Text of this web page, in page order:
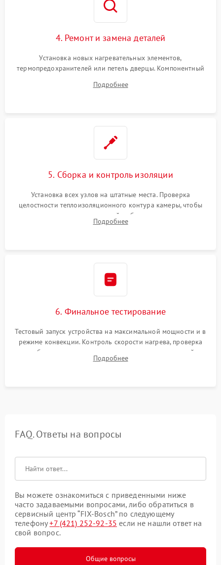
4. Ремонт и замена деталей
Установка новых нагревательных элементов,
термопредохранителей или петель дверцы. Компонентный
выгоревших реле, восстановление контактов и замена
Подробнее
5. Сборка и контроль изоляции
Установка всех узлов на штатные места. Проверка
целостности теплоизоляционного контура камеры, чтобы
исключить перегрев кухонной мебели и потерю тепла.
Надежная фиксация клемм и сборка корпуса шкафа.
Подробнее
6. Финальное тестирование
Тестовый запуск устройства на максимальной мощности и в
режиме конвекции. Контроль скорости нагрева, проверка
срабатывания термостата при достижении заданной
температуры и тест на отсутствие утечек тока.
Подробнее
FAQ. Ответы на вопросы
Вы можете ознакомиться с приведенными ниже
часто задаваемыми вопросами, либо обратиться в
сервисный центр “FIX-Bosch” по следующему
телефону+7 (421) 252-92-35 если не нашли ответ на
свой вопрос.
Общие вопросы